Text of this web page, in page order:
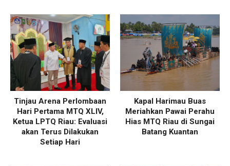
Tinjau Arena Perlombaan
Hari Pertama MTQ XLIV,
Ketua LPTQ Riau: Evaluasi
akan Terus Dilakukan
Setiap Hari
Kapal Harimau Buas
Meriahkan Pawai Perahu
Hias MTQ Riau di Sungai
Batang Kuantan